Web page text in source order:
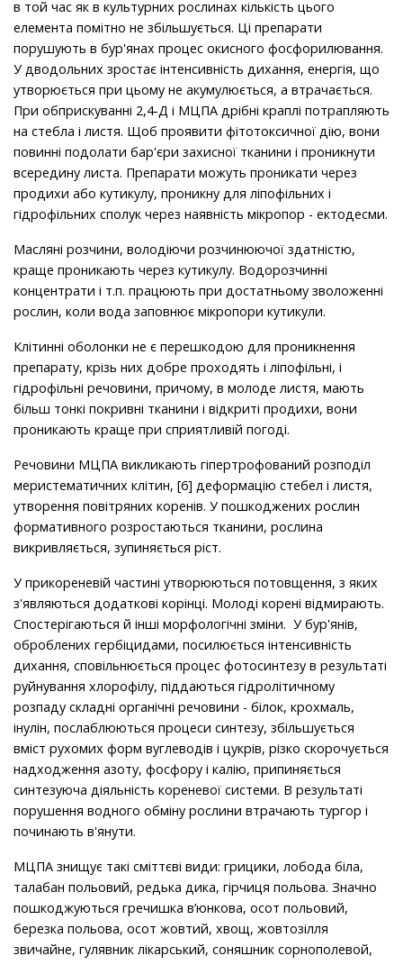
в той час як в культурних рослинах кількість цього
елемента помітно не збільшується. Ці препарати
порушують в бур'янах процес окисного фосфорилювання.
У дводольних зростає інтенсивність дихання, енергія, що
утворюється при цьому не акумулюється, а втрачається.
При обприскуванні 2,4-Д і МЦПА дрібні краплі потрапляють
на стебла і листя. Щоб проявити фітотоксичної дію, вони
повинні подолати бар'єри захисної тканини і проникнути
всередину листа. Препарати можуть проникати через
продихи або кутикулу, проникну для ліпофільних і
гідрофільних сполук через наявність мікропор - ектодесми.
Масляні розчини, володіючи розчинюючої здатністю,
краще проникають через кутикулу. Водорозчинні
концентрати і т.п. працюють при достатньому зволоженні
рослин, коли вода заповнює мікропори кутикули.
Клітинні оболонки не є перешкодою для проникнення
препарату, крізь них добре проходять і ліпофільні, і
гідрофільні речовини, причому, в молоде листя, мають
більш тонкі покривні тканини і відкриті продихи, вони
проникають краще при сприятливій погоді.
Речовини МЦПА викликають гіпертрофований розподіл
меристематичних клітин, [6] деформацію стебел і листя,
утворення повітряних коренів. У пошкоджених рослин
формативного розростаються тканини, рослина
викривляється, зупиняється ріст.
У прикореневій частині утворюються потовщення, з яких
з'являються додаткові корінці. Молоді корені відмирають.
Спостерігаються й інші морфологічні зміни. У бур'янів,
оброблених гербіцидами, посилюється інтенсивність
дихання, сповільнюється процес фотосинтезу в результаті
руйнування хлорофілу, піддаються гідролітичному
розпаду складні органічні речовини - білок, крохмаль,
інулін, послаблюються процеси синтезу, збільшується
вміст рухомих форм вуглеводів і цукрів, різко скорочується
надходження азоту, фосфору і калію, припиняється
синтезуюча діяльність кореневої системи. В результаті
порушення водного обміну рослини втрачають тургор і
починають в'янути.
МЦПА знищує такі сміттєві види: грицики, лобода біла,
талабан польовий, редька дика, гірчиця польова. Значно
пошкоджуються гречишка в’юнкова, осот польовий,
березка польова, осот жовтий, хвощ, жовтозілля
звичайне, гулявник лікарський, соняшник сорнополевой,